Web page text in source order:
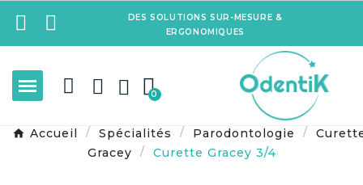
DES SOLUTIONS SUR-MESURE &
ERGONOMIQUES
Accueil Spécialités Parodontologie
Gracey
Curette Gracey 3/4